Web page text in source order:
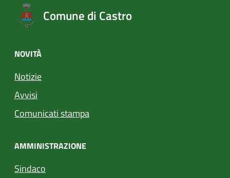
Comune di Castro
NOVITÀ
Notizie
Avvisi
Comunicati stampa
AMMINISTRAZIONE
Sindaco